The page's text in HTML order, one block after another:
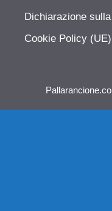
Dichiarazione
Cookie Policy (UE)